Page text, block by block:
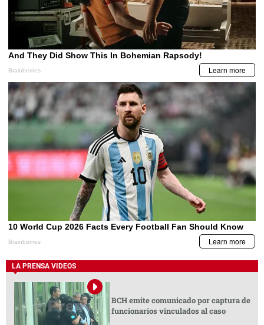
LA PRENSA VIDEOS
BCH emite comunicado por captura de
funcionarios vinculados al caso